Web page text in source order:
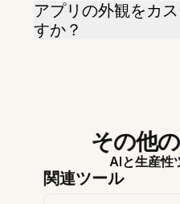
アプリの外観をカ
すか？
その他
AIと生産性
関連ツール